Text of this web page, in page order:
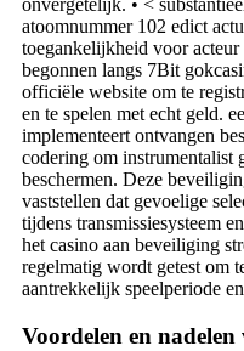
onvergetelijk. • <
atoomnummer 102 edict
toegankelijkheid voor
begonnen langs 7Bit
officiële website om te
en te spelen met echt geld.
implementeert ontvangen
codering om instrumentalist
beschermen. Deze
vaststellen dat gevoelige
tijdens transmissiesysteem
het casino aan beveiliging
regelmatig wordt getest om
aantrekkelijk speelperiode
Voordelen en